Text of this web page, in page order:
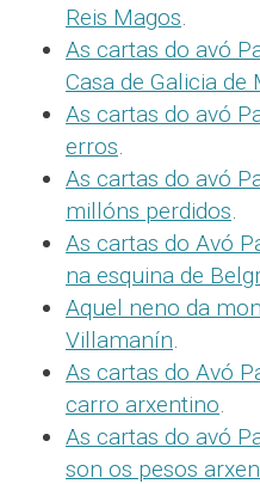
Reis Magos.
As cartas do avó
Casa de Galicia de
As cartas do avó
erros.
As cartas do avó
millóns perdidos.
As cartas do Avó
na esquina de
Aquel neno da
Villamanín.
As cartas do Avó
carro arxentino.
As cartas do avó
son os pesos